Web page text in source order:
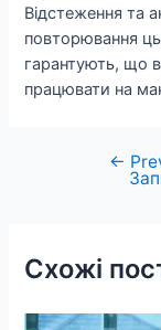
Відстеження та
повторювання
гарантують, що
працювати на
Навігація
←
Схожі